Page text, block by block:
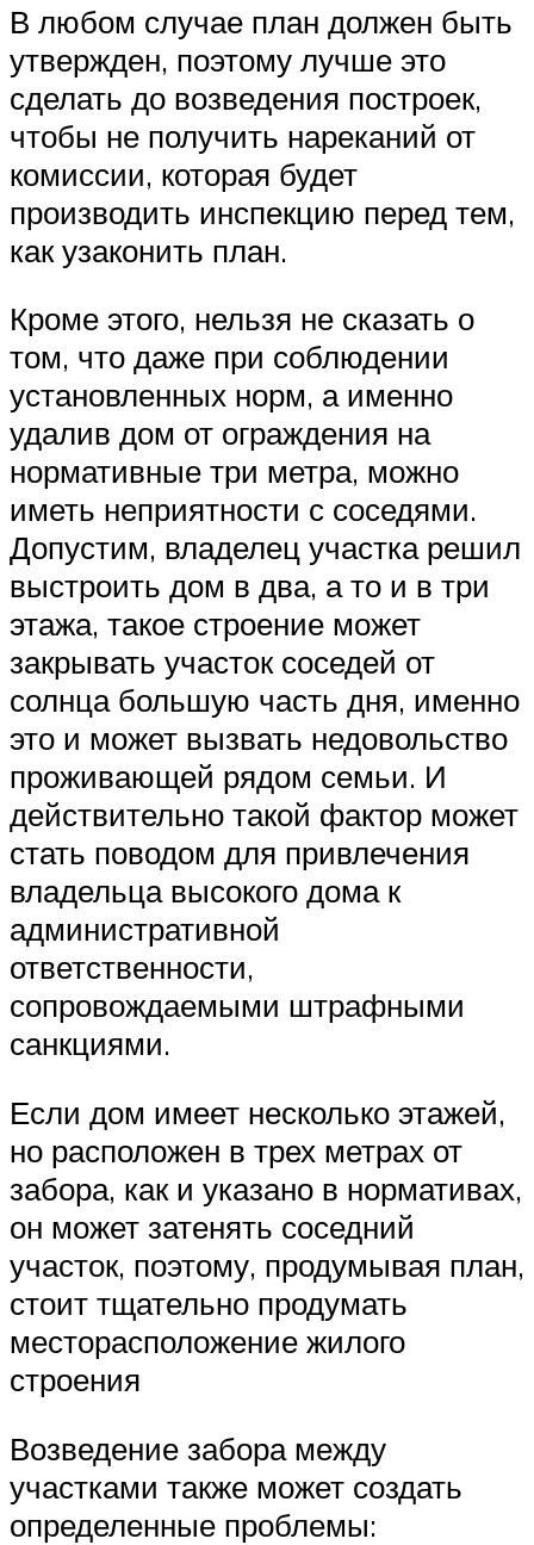
В любом случае план должен быть
утвержден, поэтому лучше это
сделать до возведения построек,
чтобы не получить нареканий от
комиссии, которая будет
производить инспекцию перед тем,
как узаконить план.
Кроме этого, нельзя не сказать о
том, что даже при соблюдении
установленных норм, а именно
удалив дом от ограждения на
нормативные три метра, можно
иметь неприятности с соседями.
Допустим, владелец участка решил
выстроить дом в два, а то и в три
этажа, такое строение может
закрывать участок соседей от
солнца большую часть дня, именно
это и может вызвать недовольство
проживающей рядом семьи. И
действительно такой фактор может
стать поводом для привлечения
владельца высокого дома к
административной
ответственности,
сопровождаемыми штрафными
санкциями.
Если дом имеет несколько этажей,
но расположен в трех метрах от
забора, как и указано в нормативах,
он может затенять соседний
участок, поэтому, продумывая план,
стоит тщательно продумать
месторасположение жилого
строения
Возведение забора между
участками также может создать
определенные проблемы: